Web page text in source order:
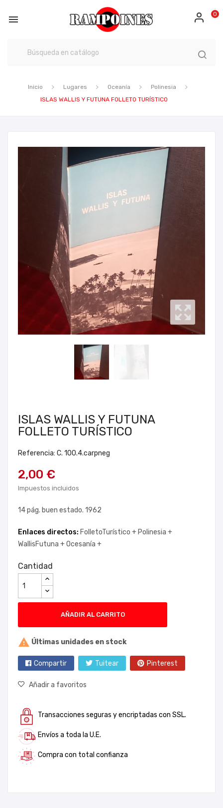
 0
Inicio Lugares Oceanía
Polinesia
ISLAS WALLIS Y FUTUNA FOLLETO TURÍSTICO
ISLAS WALLIS Y FUTUNA
FOLLETO TURÍSTICO
Referencia: C. 100.4.carpneg
2,00 €
Impuestos incluidos
14 pág. buen estado. 1962
Enlaces directos: FolletoTurístico + Polinesia +
WallisFutuna +Ocesanía +
Cantidad
AÑADIR AL CARRITO
 Últimas unidades en stock
Compartir Tuitear Pinterest
Añadir a favoritos
Transacciones seguras y encriptadas con SSL.
Envíos a toda la U.E.
Compra con total confianza